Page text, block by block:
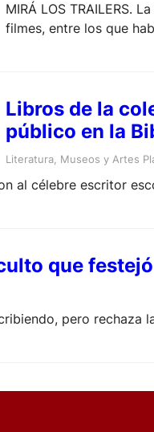
MIRÁ LOS TRAILERS.
filmes, entre los que
Libros de la
Literatura Museos y Artes
al célebre escritor
que
pero